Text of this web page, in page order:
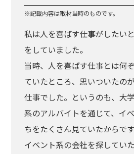
※記載内容は取材当時のものです。
私は人を喜ばす仕事がしたい
をしていました。
当時、人を喜ばす仕事とは何
ていたところ、思いついたの
仕事でした。というのも、大
系のアルバイトを通じて、イ
ちをたくさん見ていたからです
イベント系の会社を探してい